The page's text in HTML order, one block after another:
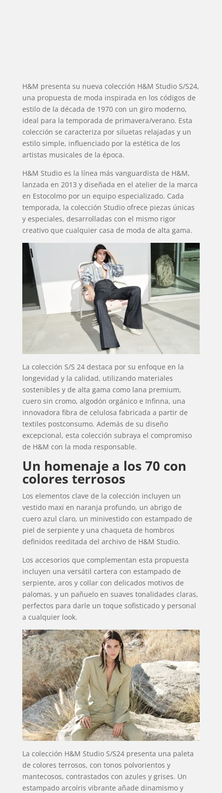
H&M presenta su nueva colección H&M Studio S/S24,
una propuesta de moda inspirada en los códigos de
estilo de la década de 1970 con un giro moderno,
ideal para la temporada de primavera/verano. Esta
colección se caracteriza por siluetas relajadas y un
estilo simple, influenciado por la estética de los
artistas musicales de la época.
H&M Studio es la línea más vanguardista de H&M,
lanzada en 2013 y diseñada en el atelier de la marca
en Estocolmo por un equipo especializado. Cada
temporada, la colección Studio ofrece piezas únicas
y especiales, desarrolladas con el mismo rigor
creativo que cualquier casa de moda de alta gama.
La colección S/S 24 destaca por su enfoque en la
longevidad y la calidad, utilizando materiales
sostenibles y de alta gama como lana premium,
cuero sin cromo, algodón orgánico e Infinna, una
innovadora fibra de celulosa fabricada a partir de
textiles postconsumo. Además de su diseño
excepcional, esta colección subraya el compromiso
de H&M con la moda responsable.
Un homenaje a los 70 con
colores terrosos
Los elementos clave de la colección incluyen un
vestido maxi en naranja profundo, un abrigo de
cuero azul claro, un minivestido con estampado de
piel de serpiente y una chaqueta de hombros
definidos reeditada del archivo de H&M Studio.
Los accesorios que complementan esta propuesta
incluyen una versátil cartera con estampado de
serpiente, aros y collar con delicados motivos de
palomas, y un pañuelo en suaves tonalidades claras,
perfectos para darle un toque sofisticado y personal
a cualquier look.
La colección H&M Studio S/S24 presenta una paleta
de colores terrosos, con tonos polvorientos y
mantecosos, contrastados con azules y grises. Un
estampado arcoíris vibrante añade dinamismo y